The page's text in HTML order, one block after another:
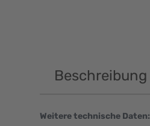
Beschreibung
Weitere technische Daten: